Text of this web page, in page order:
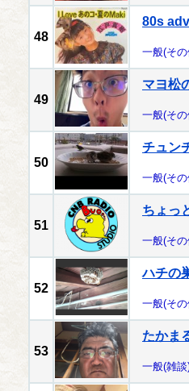
48
80s
一般(そ
49
マヨ松
一般(そ
50
チュン
一般(そ
51
ちょっ
一般(そ
52
ハチの
一般(そ
53
たかま
一般(雑談